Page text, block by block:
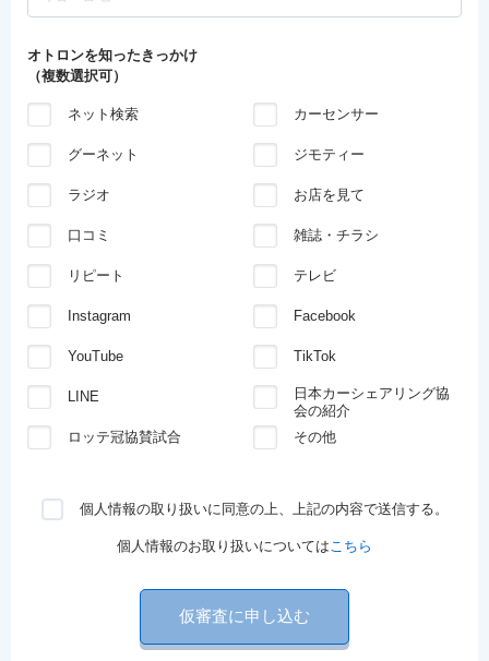
オトロンを知ったきっかけ
（複数選択可）
ネット検索 カーセンサー
グーネット ジモティー
ラジオ お店を見て
口コミ 雑誌・チラシ
リピート テレビ
Instagram Facebook
YouTube TikTok
LINE
日本カーシェアリング協
会の紹介
ロッテ冠協賛試合
その他
個人情報の取り扱いに同意の上、上記の内容で送信する。
個人情報のお取り扱いについてはこちら
仮審査に申し込む